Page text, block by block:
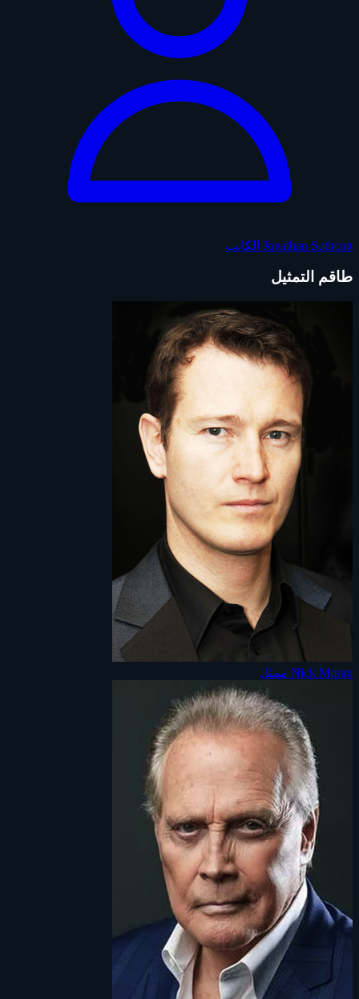
Jonathan Sothcott الكاتب
طاقم التمثيل
Nick Moran ممثل